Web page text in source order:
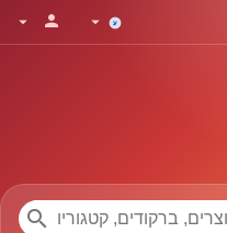
arrow_drop_down
person
arrow_drop_down
search